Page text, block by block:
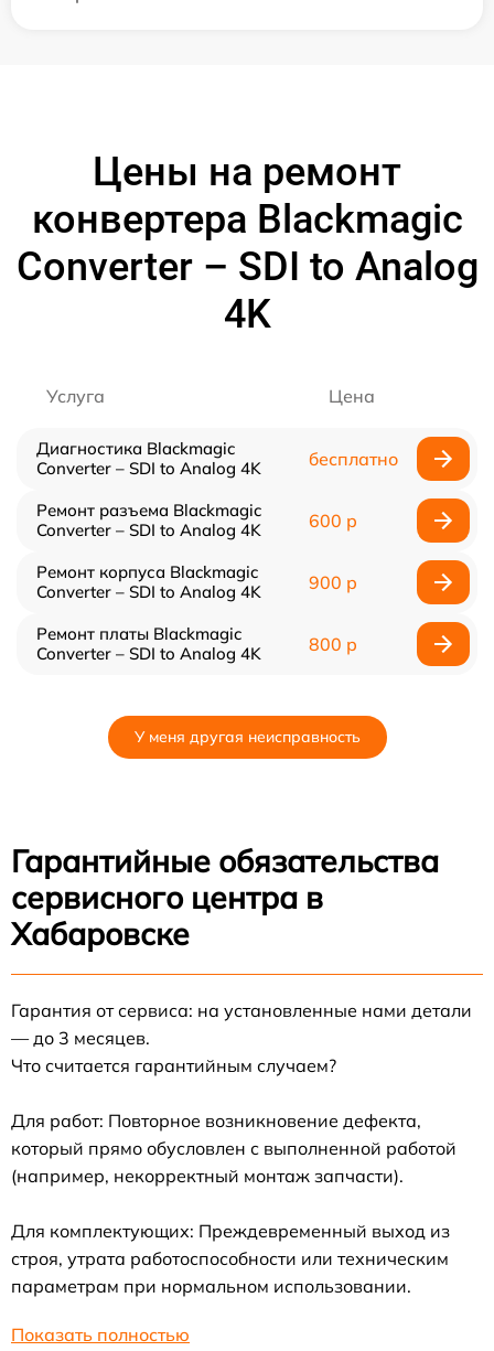
Цены на ремонт
конвертера Blackmagic
Converter – SDI to Analog
4K
Услуга Цена
Диагностика Blackmagic
Converter – SDI to Analog 4K
бесплатно
Ремонт разъема Blackmagic
Converter – SDI to Analog 4K
600 р
Ремонт корпуса Blackmagic
Converter – SDI to Analog 4K
900 р
Ремонт платы Blackmagic
Converter – SDI to Analog 4K
800 р
У меня другая неисправность
Гарантийные обязательства
сервисного центра в
Хабаровске
Гарантия от сервиса: на установленные нами детали
— до 3 месяцев.
Что считается гарантийным случаем?
Для работ: Повторное возникновение дефекта,
который прямо обусловлен с выполненной работой
(например, некорректный монтаж запчасти).
Для комплектующих: Преждевременный выход из
строя, утрата работоспособности или техническим
параметрам при нормальном использовании.
Показать полностью